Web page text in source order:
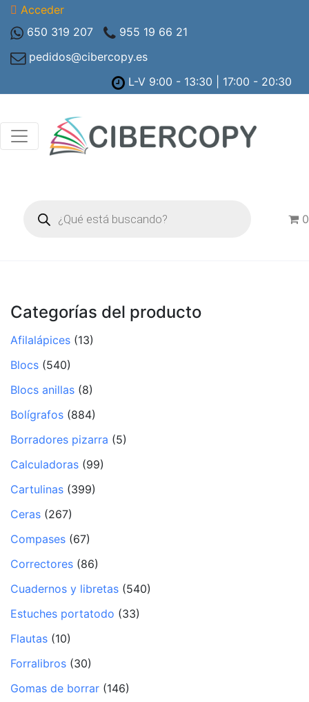
Acceder
650 319 207
955 19 66 21
pedidos@cibercopy.es
L-V 9:00 - 13:30 | 17:00 - 20:30
productos
0
Categorías del producto
Afilalápices (13)
Blocs (540)
Blocs anillas (8)
Bolígrafos (884)
Borradores pizarra (5)
Calculadoras (99)
Cartulinas (399)
Ceras (267)
Compases (67)
Correctores (86)
Cuadernos y libretas (540)
Estuches portatodo (33)
Flautas (10)
Forralibros (30)
Gomas de borrar (146)